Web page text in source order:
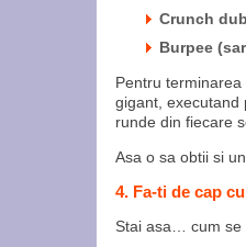
Crunch
Burpee
Pentru
gigant, executand
runde din fiecare
Asa o sa obtii si
4. Fa-ti de cap
Stai asa… cum se